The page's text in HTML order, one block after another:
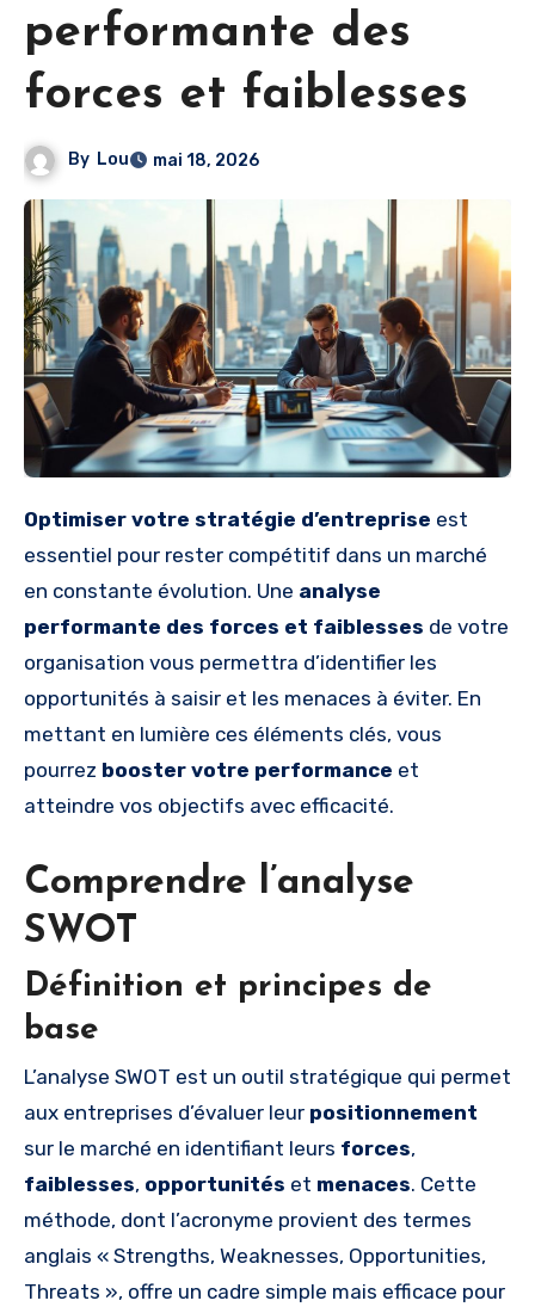
performante des
forces et faiblesses
By Lou mai 18, 2026
Optimiser votre stratégie d’entreprise est
essentiel pour rester compétitif dans un marché
en constante évolution. Une analyse
performante des forces et faiblesses de votre
organisation vous permettra d’identifier les
opportunités à saisir et les menaces à éviter. En
mettant en lumière ces éléments clés, vous
pourrez booster votre performance et
atteindre vos objectifs avec efficacité.
Comprendre l’analyse
SWOT
Définition et principes de
base
L’analyse SWOT est un outil stratégique qui permet
aux entreprises d’évaluer leur positionnement
sur le marché en identifiant leurs forces,
faiblesses, opportunités et menaces. Cette
méthode, dont l’acronyme provient des termes
anglais « Strengths, Weaknesses, Opportunities,
Threats », offre un cadre simple mais efficace pour